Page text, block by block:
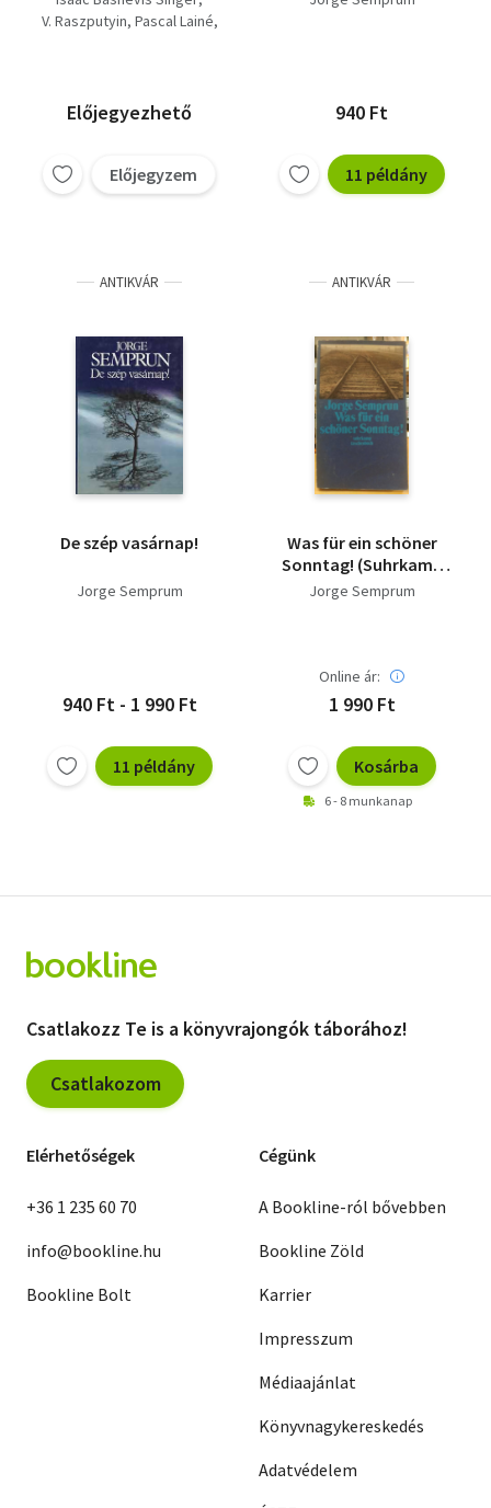
lakók, Az ájulás (5 mű)
V. Raszputyin Pascal Lainé
Előjegyezhető
Előjegyzem
940 Ft
11 példány
ANTIKVÁR
De szép vasárnap!
Jorge Semprum
940 Ft - 1 990 Ft
11 példány
ANTIKVÁR
Was für ein schöner
Sonntag! (Suhrkamp
taschenbuch 972)
Jorge Semprum
Online ár:
1 990 Ft
Kosárba
6 - 8 munkanap
Csatlakozz Te is a könyvrajongók táborához!
Csatlakozom
Elérhetőségek
+36 1 235 60 70
info@bookline.hu
Bookline Bolt
Cégünk
A Bookline-ról bővebben
Bookline Zöld
Karrier
Impresszum
Médiaajánlat
Könyvnagykereskedés
Adatvédelem